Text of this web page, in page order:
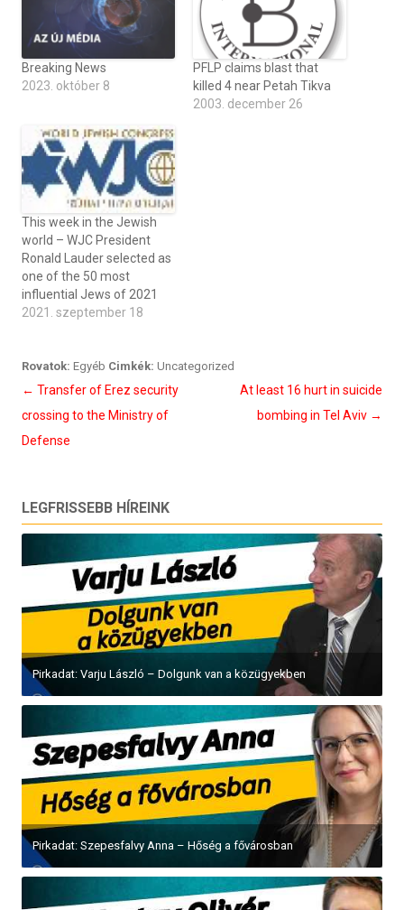
Breaking News
2023. október 8
PFLP claims blast that
killed 4 near Petah Tikva
2003. december 26
This week in the Jewish
world – WJC President
Ronald Lauder selected as
one of the 50 most
influential Jews of 2021
2021. szeptember 18
Rovatok: Egyéb Cimkék: Uncategorized
Bejegyzés
navigáció
← Transfer of Erez security
crossing to the Ministry of
Defense
At least 16 hurt in suicide
bombing in Tel Aviv →
LEGFRISSEBB HÍREINK
Pirkadat: Varju László – Dolgunk van a közügyekben
Pirkadat: Szepesfalvy Anna – Hőség a fővárosban